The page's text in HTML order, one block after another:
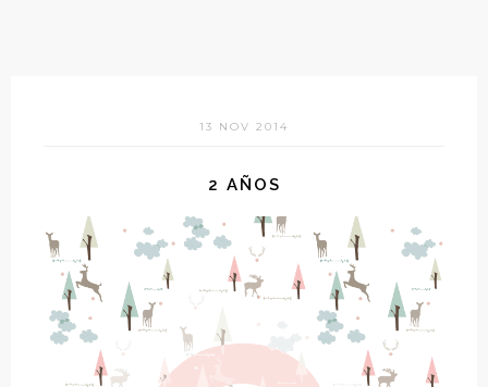
13 NOV 2014
2 AÑOS